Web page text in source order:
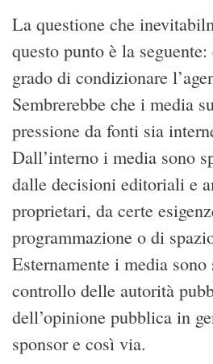
La questione che
questo punto è la
grado di condizionare
Sembrerebbe che i media
pressione da fonti sia
Dall’interno i media sono
dalle decisioni editoriali e
proprietari, da certe
programmazione o di
Esternamente i media
controllo delle autorità
dell’opinione pubblica in
sponsor e così via.